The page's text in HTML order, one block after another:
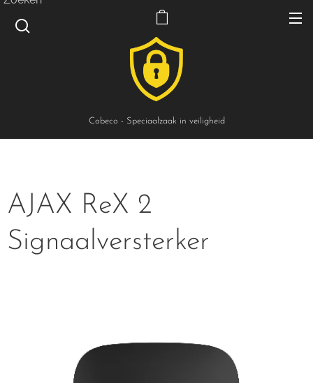
Cobeco - Speciaalzaak in veiligheid
AJAX ReX 2
Signaalversterker